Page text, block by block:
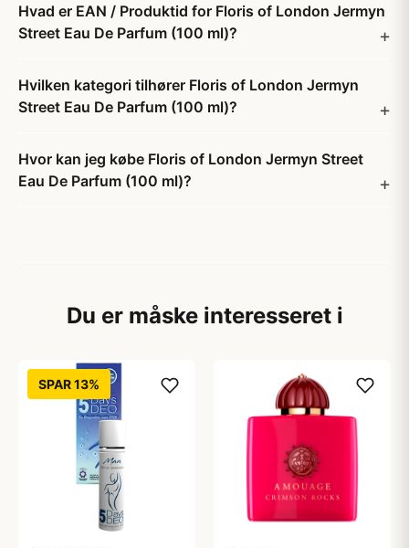
Hvad er EAN / Produktid for Floris of London Jermyn
Street Eau De Parfum (100 ml)?
Hvilken kategori tilhører Floris of London Jermyn
Street Eau De Parfum (100 ml)?
Hvor kan jeg købe Floris of London Jermyn Street
Eau De Parfum (100 ml)?
Du er måske interesseret i
SPAR 13%